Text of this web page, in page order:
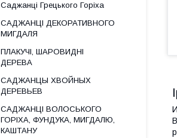
Саджанці Грецького Горіха
САДЖАНЦІ ДЕКОРАТИВНОГО
МИГДАЛЯ
ПЛАКУЧІ, ШАРОВИДНІ
ДЕРЕВА
САДЖАНЦЫ ХВОЙНЫХ
ДЕРЕВЬЕВ
САДЖАНЦІ ВОЛОСЬКОГО
ГОРІХА, ФУНДУКА, МИГДАЛЮ,
КАШТАНУ